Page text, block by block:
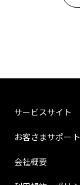
サービスサイト
お客さまサポート
会社概要